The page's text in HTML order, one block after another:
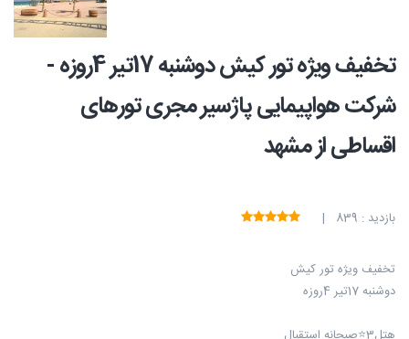
تخفیف ویژه تور کیش دوشنبه 17تیر 4روزه -
شرکت هواپیمایی پاژسیر مجری تورهای
اقساطی از مشهد
بازدید : 839 |
تخفیف ویژه تور کیش
دوشنبه 17تیر 4روزه